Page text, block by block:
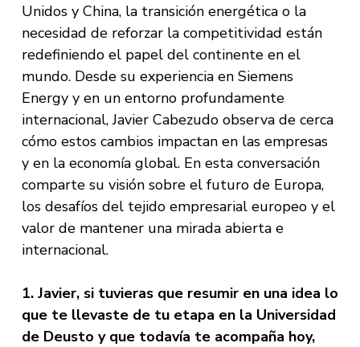
Unidos y China, la transición energética o la
necesidad de reforzar la competitividad están
redefiniendo el papel del continente en el
mundo. Desde su experiencia en Siemens
Energy y en un entorno profundamente
internacional, Javier Cabezudo observa de cerca
cómo estos cambios impactan en las empresas
y en la economía global. En esta conversación
comparte su visión sobre el futuro de Europa,
los desafíos del tejido empresarial europeo y el
valor de mantener una mirada abierta e
internacional.
1. Javier, si tuvieras que resumir en una idea lo
que te llevaste de tu etapa en la Universidad
de Deusto y que todavía te acompaña hoy,